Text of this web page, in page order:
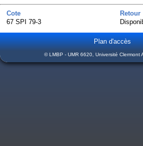
Cote
Retour
67 SPI 79-3
Plan d'accès
© LMBP - UMR 6620, Université Clermont